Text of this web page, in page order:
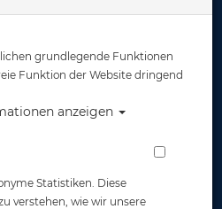
grundlegende Funktionen
Funktion der Website dringend
anzeigen
Statistiken. Diese
verstehen, wie wir unsere